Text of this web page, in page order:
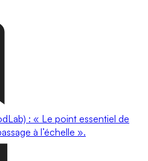
: « Le point essentiel de
à l’échelle ».